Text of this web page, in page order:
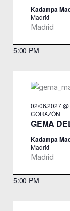
Kadampa
Madrid
Madrid
5:00 PM
GEMA
02/06/2027
CORAZÓN
Kadampa
Madrid
Madrid
5:00 PM